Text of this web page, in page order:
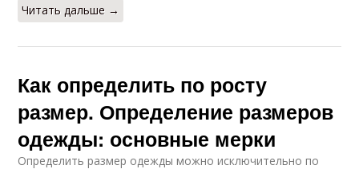
Читать дальше →
Как определить по росту
размер. Определение размеров
одежды: основные мерки
Определить размер одежды можно исключительно по